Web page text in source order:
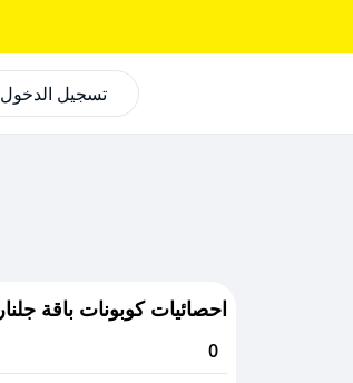
تسجيل الدخول
احصائيات كوبونات باقة جلنار
0